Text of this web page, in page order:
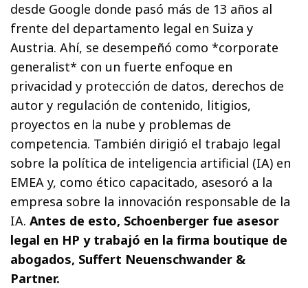
desde Google donde pasó más de 13 años al
frente del departamento legal en Suiza y
Austria. Ahí, se desempeñó como *corporate
generalist* con un fuerte enfoque en
privacidad y protección de datos, derechos de
autor y regulación de contenido, litigios,
proyectos en la nube y problemas de
competencia. También dirigió el trabajo legal
sobre la política de inteligencia artificial (IA) en
EMEA y, como ético capacitado, asesoró a la
empresa sobre la innovación responsable de la
IA.Antes de esto, Schoenberger fue asesor
legal en HP y trabajó en la firma boutique de
abogados, Suffert Neuenschwander &
Partner.